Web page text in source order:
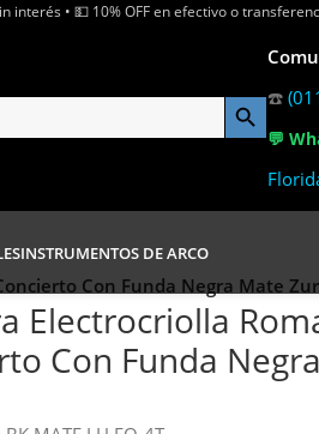
interés • 💵 10% OFF en efectivo o
☎️
💬
INSTRUMENTOS DE ARCO
Con Funda Negra Mate
Electrocriolla
Con Funda